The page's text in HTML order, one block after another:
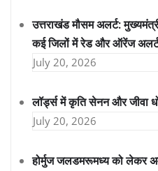
उत्तराखंड मौसम अलर्ट:
कई जिलों में रेड और ऑरेंज अलर्ट
July 20, 2026
लॉर्ड्स में कृति सेनन और जीवा
July 20, 2026
होर्मुज जलडमरूमध्य को लेकर